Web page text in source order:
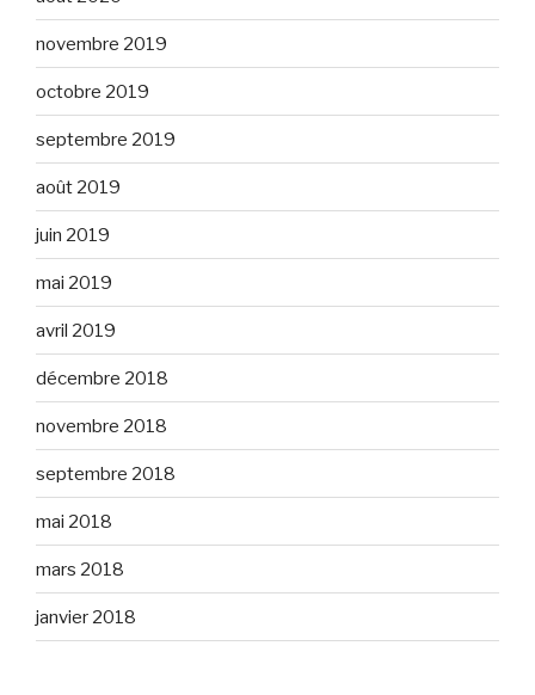
novembre 2019
octobre 2019
septembre 2019
août 2019
juin 2019
mai 2019
avril 2019
décembre 2018
novembre 2018
septembre 2018
mai 2018
mars 2018
janvier 2018